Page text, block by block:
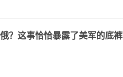
？这事恰恰暴露了美军的底裤